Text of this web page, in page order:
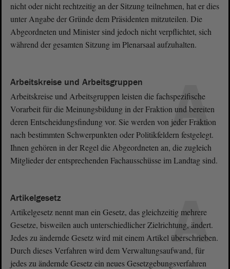
nicht oder nicht rechtzeitig an der Sitzung teilnehmen, hat er dies
unter Angabe der Gründe dem Präsidenten mitzuteilen. Die
Abgeordneten und Minister sind jedoch nicht verpflichtet, sich
während der gesamten Sitzung im Plenarsaal aufzuhalten.
A
Arbeitskreise und Arbeitsgruppen
Arbeitskreise und Arbeitsgruppen leisten die fachspezifische
Vorarbeit für die Meinungsbildung in der Fraktion und bereiten
deren Entscheidungsfindung vor. Sie werden von jeder Fraktion
nach bestimmten Schwerpunkten oder Politikfeldern festgelegt.
Ihnen gehören in der Regel die Abgeordneten an, die zugleich
Mitglieder der entsprechenden Fachausschüsse im Landtag sind.
A
Artikelgesetz
Artikelgesetz nennt man ein Gesetz, das gleichzeitig mehrere
Gesetze, bisweilen auch unterschiedlicher Zielrichtung, ändert.
Jedes zu ändernde Gesetz wird mit einem Artikel überschrieben.
Durch dieses Verfahren wird dem Verwaltungsaufwand, für
jedes zu ändernde Gesetz ein neues Gesetzgebungsverfahren